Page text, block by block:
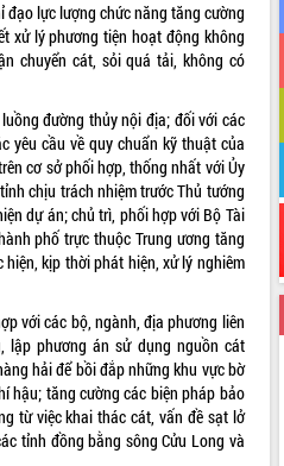
lực lượng chức năng tăng cường
xử lý phương tiện hoạt động không
chuyển cát, sỏi quá tải, không có
đường thủy nội địa; đối với các
yêu cầu về quy chuẩn kỹ thuật của
cơ sở phối hợp, thống nhất với Ủy
chịu trách nhiệm trước Thủ tướng
dự án; chủ trì, phối hợp với Bộ Tài
phố trực thuộc Trung ương tăng
kịp thời phát hiện, xử lý nghiêm
với các bộ, ngành, địa phương liên
lập phương án sử dụng nguồn cát
hải để bồi đắp những khu vực bờ
hậu; tăng cường các biện pháp bảo
từ việc khai thác cát, vấn đề sạt lở
tỉnh đồng bằng sông Cửu Long và